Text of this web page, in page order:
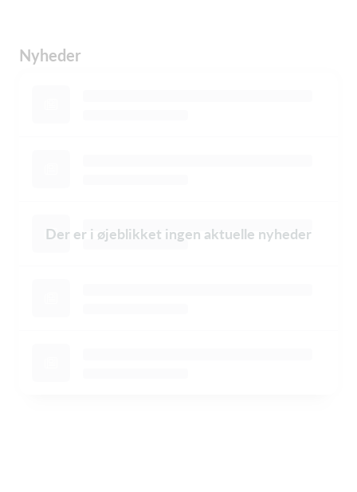
Nyheder
Der er i øjeblikket ingen aktuelle nyheder